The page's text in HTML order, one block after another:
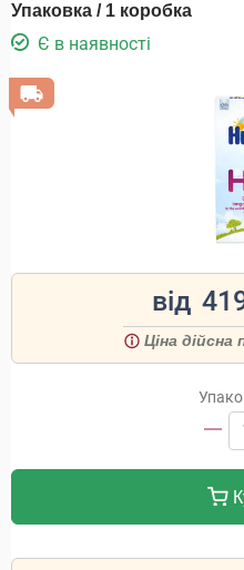
Упаковка / 1 коробка
Є в наявності
від
Ціна дійсна